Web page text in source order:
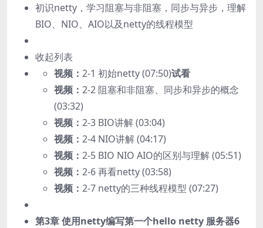
初识netty，学习阻塞与非阻塞，同步与异步，理解
BIO、NIO、AIO以及netty的线程模型
收起列表
视频： 2-1 初始netty (07:50)试看
视频： 2-2 阻塞和非阻塞、同步和异步的概念
(03:32)
视频： 2-3 BIO讲解 (03:04)
视频： 2-4 NIO讲解 (04:17)
视频： 2-5 BIO NIO AIO的区别与理解 (05:51)
视频： 2-6 再看netty (03:58)
视频： 2-7 netty的三种线程模型 (07:27)
第3章 使用netty编写第一个hello netty 服务器6